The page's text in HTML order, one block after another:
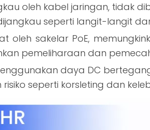
oleh kabel jaringan, tidak
seperti langit-langit
oleh sakelar PoE,
pemeliharaan dan
daya DC
seperti korsleting dan